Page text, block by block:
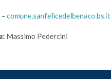
– comune.sanfelicedelbenaco.bs.it
Massimo Pedercini